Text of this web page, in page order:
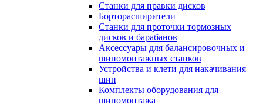
Станки для правки дисков
Борторасширители
Станки для проточки тормозных
дисков и барабанов
Аксессуары для балансировочных и
шиномонтажных станков
Устройства и клети для накачивания
шин
Комплекты оборудования для
шиномонтажа